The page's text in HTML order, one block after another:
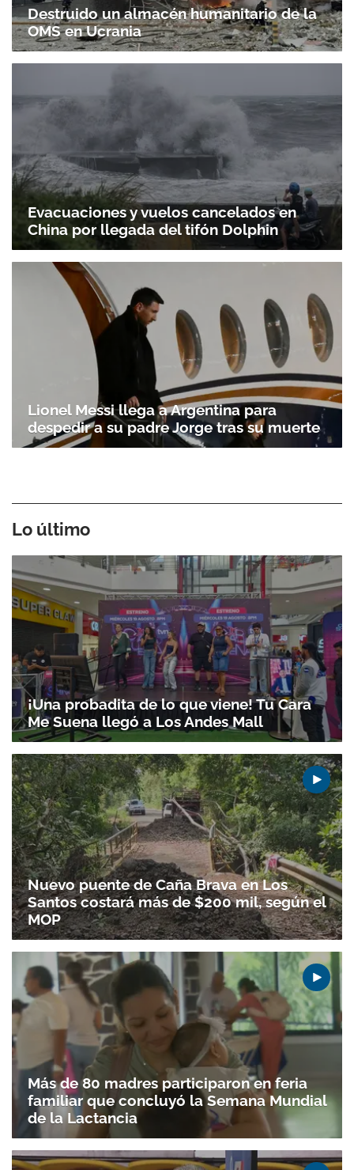
Destruido un almacén humanitario de la
OMS en Ucrania
Evacuaciones y vuelos cancelados en
China por llegada del tifón Dolphin
Lionel Messi llega a Argentina para
despedir a su padre Jorge tras su muerte
Lo último
¡Una probadita de lo que viene! Tu Cara
Me Suena llegó a Los Andes Mall
Nuevo puente de Caña Brava en Los
Santos costará más de $200 mil, según el
MOP
Más de 80 madres participaron en feria
familiar que concluyó la Semana Mundial
de la Lactancia